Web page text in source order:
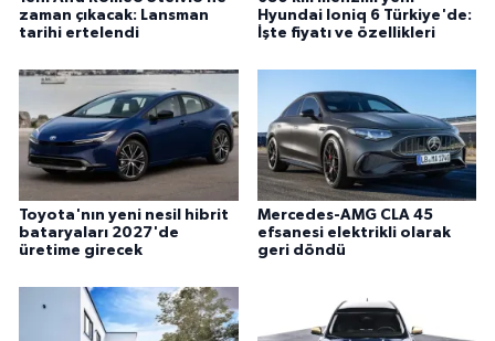
zaman çıkacak: Lansman
tarihi ertelendi
Hyundai Ioniq 6 Türkiye'de:
İşte fiyatı ve özellikleri
Toyota'nın yeni nesil hibrit
bataryaları 2027'de
üretime girecek
Mercedes-AMG CLA 45
efsanesi elektrikli olarak
geri döndü